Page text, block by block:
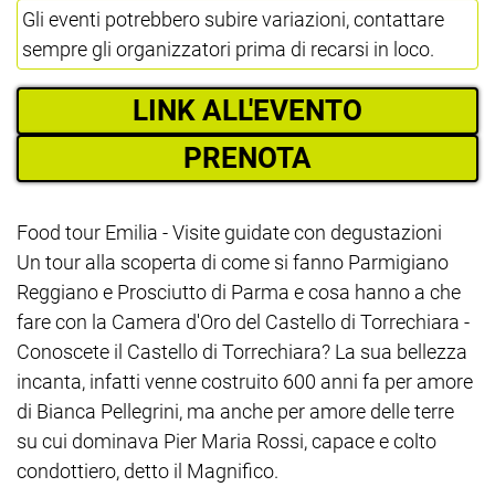
Gli eventi potrebbero subire variazioni, contattare
sempre gli organizzatori prima di recarsi in loco.
LINK ALL'EVENTO
PRENOTA
Food tour Emilia - Visite guidate con degustazioni
Un tour alla scoperta di come si fanno Parmigiano
Reggiano e Prosciutto di Parma e cosa hanno a che
fare con la Camera d'Oro del Castello di Torrechiara -
Conoscete il Castello di Torrechiara? La sua bellezza
incanta, infatti venne costruito 600 anni fa per amore
di Bianca Pellegrini, ma anche per amore delle terre
su cui dominava Pier Maria Rossi, capace e colto
condottiero, detto il Magnifico.